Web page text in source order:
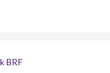
BRF